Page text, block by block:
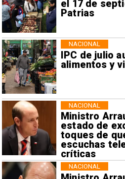
el 17 de
Patrias
IPC de julio
alimentos y
NACIONAL
Ministro
estado de
toques de
escuchas
críticas
NACIONAL
NACIONAL